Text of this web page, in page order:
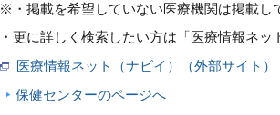
※・掲載を希望していない医療機関は掲載し
・更に詳しく検索したい方は「医療情報ネッ
医療情報ネット（ナビイ）（外部サイト）
保健センターのページへ